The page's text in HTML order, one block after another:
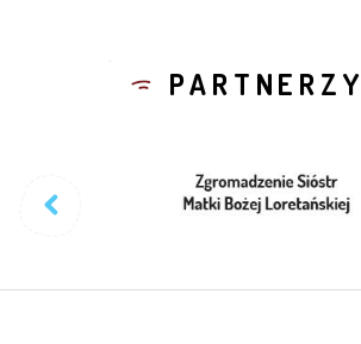
PARTNERZY